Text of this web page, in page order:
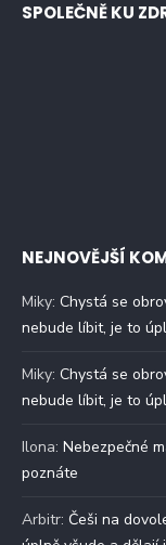
SPOLEČNĚ KU
NEJNOVĚJŠÍ
Miky: Chystá se
nebude líbit, je to
Miky: Chystá se
nebude líbit, je to
Ilona: Nebezpečné
poznáte
Arbitr: Češi na